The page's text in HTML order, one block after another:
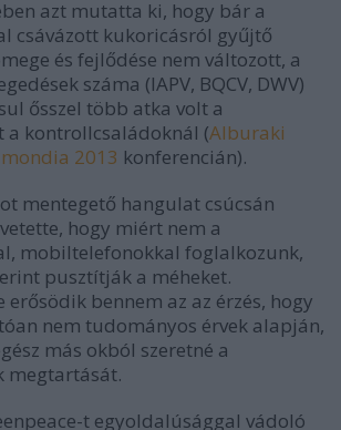
azt mutatta ki, hogy bár a
csávázott kukoricásról gyűjtő
és fejlődése nem változott, a
száma (IAPV, BQCV, DWV)
ősszel több atka volt a
a kontrollcsaládoknál (Alburaki
2013 konferencián).
mentegető hangulat csúcsán
hogy miért nem a
mobiltelefonokkal foglalkozunk,
pusztítják a méheket.
erősödik bennem az az érzés, hogy
nem tudományos érvek alapján,
más okból szeretné a
megtartását.
t egyoldalúsággal vádoló